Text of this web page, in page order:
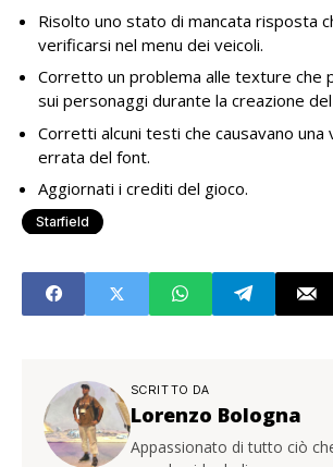
Risolto uno stato di mancata risposta
verificarsi nel menu dei veicoli.
Corretto un problema alle texture che
sui personaggi durante la creazione
Corretti alcuni testi che causavano una
errata del font.
Aggiornati i crediti del gioco.
Starfield
SCRITTO DA
Lorenzo Bologna
Appassionato di tutto ciò